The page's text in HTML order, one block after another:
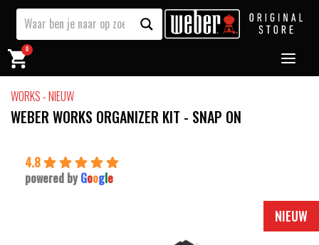
0
WORKS - NIEUW
WEBER WORKS ORGANIZER KIT - SNAP ON
4.8
powered by Google
NIEUW